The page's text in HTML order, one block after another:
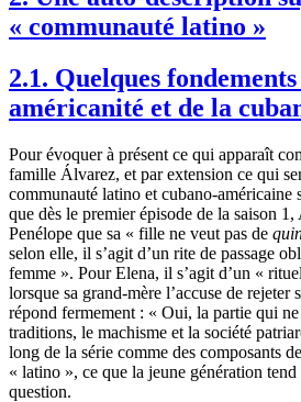
« communauté latino »
2.1. Quelques
américanité et de la
Pour évoquer à présent ce qui apparaît
famille Álvarez, et par extension ce qui
communauté latino et cubano-américaine
que dès le premier épisode de la saison 1,
Penélope que sa « fille ne veut pas de
selon elle, il s’agit d’un rite de passage
femme ». Pour Elena, il s’agit d’un «
lorsque sa grand-mère l’accuse de rejeter
répond fermement : « Oui, la partie qui
traditions, le machisme et la société
long de la série comme des composants
« latino », ce que la jeune génération tend
question.